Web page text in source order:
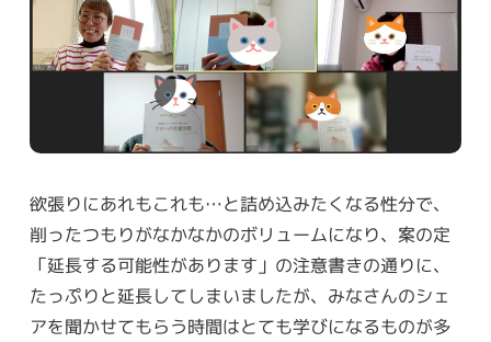
欲張りにあれもこれも…と詰め込みたくなる性分で、
削ったつもりがなかなかのボリュームになり、案の定
「延長する可能性があります」の注意書きの通りに、
たっぷりと延長してしまいましたが、みなさんのシェ
アを聞かせてもらう時間はとても学びになるものが多